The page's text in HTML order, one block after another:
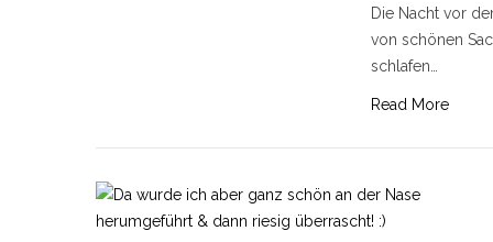
Die Nacht vor
von schönen
schlafen…
Read More